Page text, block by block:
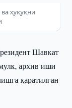
ҳуқуқни
Шавкат
архив иши
қаратилган